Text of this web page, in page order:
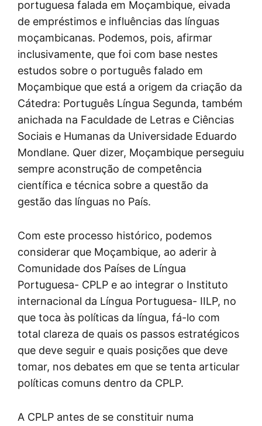
portuguesa falada em Moçambique, eivada
de empréstimos e influências das línguas
moçambicanas. Podemos, pois, afirmar
inclusivamente, que foi com base nestes
estudos sobre o português falado em
Moçambique que está a origem da criação da
Cátedra: Português Língua Segunda, também
anichada na Faculdade de Letras e Ciências
Sociais e Humanas da Universidade Eduardo
Mondlane. Quer dizer, Moçambique perseguiu
sempre aconstrução de competência
científica e técnica sobre a questão da
gestão das línguas no País.
Com este processo histórico, podemos
considerar que Moçambique, ao aderir à
Comunidade dos Países de Língua
Portuguesa- CPLP e ao integrar o Instituto
internacional da Língua Portuguesa- IILP, no
que toca às políticas da língua, fá-lo com
total clareza de quais os passos estratégicos
que deve seguir e quais posições que deve
tomar, nos debates em que se tenta articular
políticas comuns dentro da CPLP.
A CPLP antes de se constituir numa